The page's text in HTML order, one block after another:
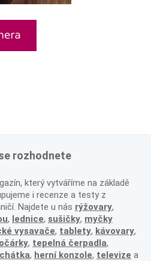
rozhodnete
který vytváříme na základě
i recenze a testy z
Najdete u nás rýžovary,
, lednice, sušičky, myčky
vysavače, tablety, kávovary,
, tepelná čerpadla,
, herní konzole, televize a